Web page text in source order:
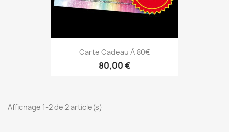
Carte Cadeau À 80€
80,00 €
Affichage 1-2 de 2 article(s)